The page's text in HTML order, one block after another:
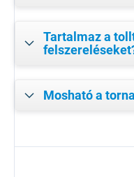
Tartalmaz a
Mosható a